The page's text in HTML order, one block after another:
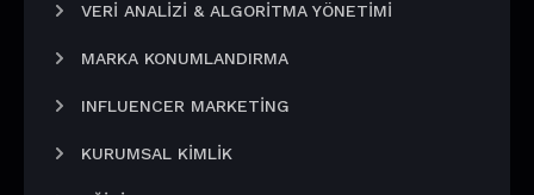
VERI ANALIZI & ALGORITMA YÖNETIMI
MARKA KONUMLANDIRMA
INFLUENCER MARKETING
KURUMSAL KIMLIK